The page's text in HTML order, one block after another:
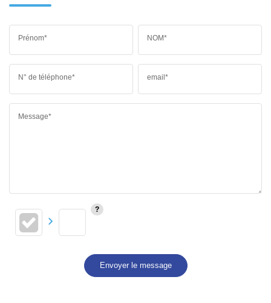
Prénom* NOM*
N° de téléphone* email*
Message*
Envoyer le message